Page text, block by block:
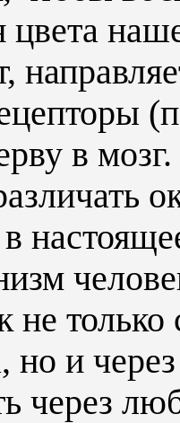
цвета
в
не
но и
через